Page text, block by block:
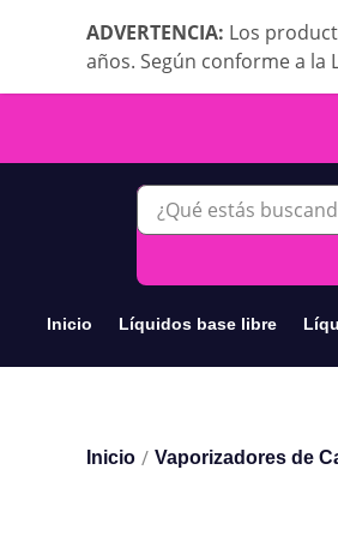
ADVERTENCIA: Los
años. Según conforme a la
Inicio Líquidos base libre
Inicio / Vaporizadores de